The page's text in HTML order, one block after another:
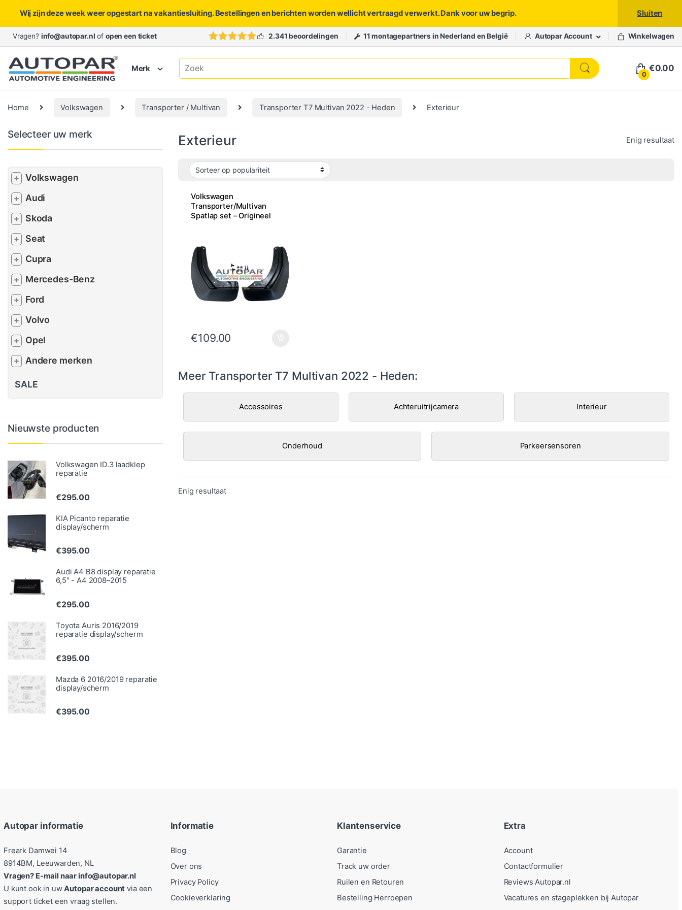
Wij zijn deze week weer opgestart na vakantiesluiting. Bestellingen en berichten worden wellicht vertraagd verwerkt. Dank voor uw begrip. Sluiten
Skip to navigation
Skip to content
Vragen? info@autopar.nl of open een ticket 2.341 beoordelingen 11 montagepartners in Nederland en België Autopar Account Winkelwagen
Merk
Search for:
0
€0.00
Home Volkswagen Transporter / Multivan Transporter T7 Multivan 2022 - Heden Exterieur
Exterieur Enig resultaat
Volkswagen
Transporter/Multivan
Spatlap set – Origineel
€109.00
Meer Transporter T7 Multivan 2022 - Heden:
Accessoires Achteruitrijcamera Interieur
Onderhoud Parkeersensoren
Enig resultaat
Selecteer uw merk
+ Volkswagen
+ Audi
+ Skoda
+ Seat
+ Cupra
+ Mercedes-Benz
+ Ford
+ Volvo
+ Opel
+ Andere merken
SALE
Nieuwste producten
Volkswagen ID.3 laadklep
reparatie
€295.00
KIA Picanto reparatie
display/scherm
€395.00
Audi A4 B8 display reparatie
6,5" - A4 2008–2015
€295.00
Toyota Auris 2016/2019
reparatie display/scherm
€395.00
Mazda 6 2016/2019 reparatie
display/scherm
€395.00
Autopar informatie
Freark Damwei 14
8914BM, Leeuwarden, NL
Vragen? E-mail naar info@autopar.nl
U kunt ook in uwAutopar account via een
support ticket een vraag stellen.
Informatie
Blog
Over ons
Privacy Policy
Cookieverklaring
Klantenservice
Garantie
Track uw order
Ruilen en Retouren
Bestelling Herroepen
Extra
Account
Contactformulier
Reviews Autopar.nl
Vacatures en stageplekken bij Autopar